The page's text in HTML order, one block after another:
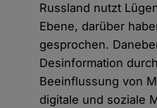
Russland nutzt
Ebene, darüber
gesprochen.
Desinformation
Beeinflussung von
digitale und soziale